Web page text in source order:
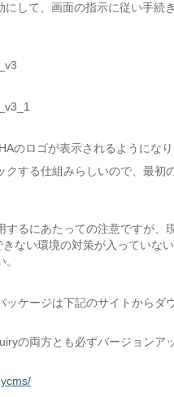
にして、画面の指示に従い手続
のロゴが表示されるようになり
クする仕組みらしいので、最初
するにあたっての注意ですが、
ない環境の対策が入っていな
ッケージは下記のサイトからダ
の両方とも必ずバージョンア